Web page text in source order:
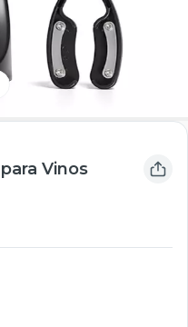
Vinos